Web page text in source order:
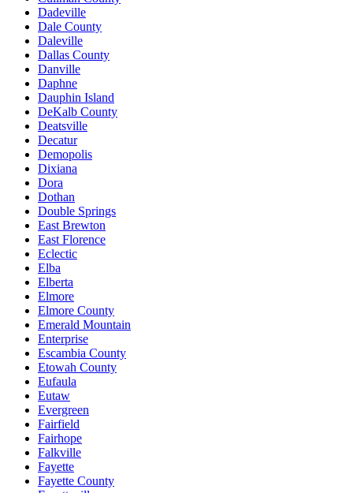
Dadeville
Dale County
Daleville
Dallas County
Danville
Daphne
Dauphin Island
DeKalb County
Deatsville
Decatur
Demopolis
Dixiana
Dora
Dothan
Double Springs
East Brewton
East Florence
Eclectic
Elba
Elberta
Elmore
Elmore County
Emerald Mountain
Enterprise
Escambia County
Etowah County
Eufaula
Eutaw
Evergreen
Fairfield
Fairhope
Falkville
Fayette
Fayette County